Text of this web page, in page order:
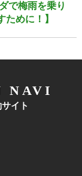
で梅雨を乗り
ために！】
NAVI
イト